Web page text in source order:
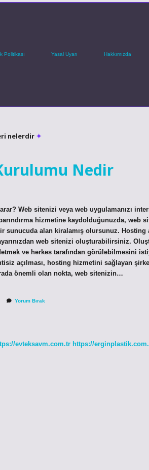
Politikası Yasal Uyarı Hakkımızda
nelerdir
Nedir
Web sitenizi veya web uygulamanızı
hizmetine kaydolduğunuzda, web
sunucuda alan kiralamış olursunuz.
web sitenizi oluşturabilirsiniz.
ve herkes tarafından görülebilmesini
açılması, hosting hizmetini sağlayan
önemli olan nokta, web sitenizin…
Yorum Bırak
evteksavm.com.tr https://